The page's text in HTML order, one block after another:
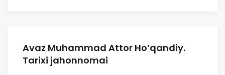
Avaz Muhammad Attor Ho’qandiy.
Tarixi jahonnomai